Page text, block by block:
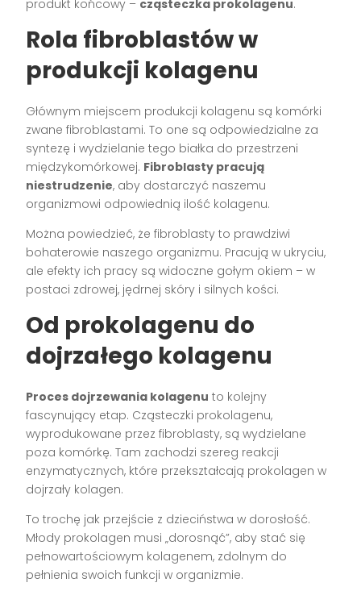
produkt końcowy – cząsteczka prokolagenu.
Rola fibroblastów w
produkcji kolagenu
Głównym miejscem produkcji kolagenu są komórki
zwane fibroblastami. To one są odpowiedzialne za
syntezę i wydzielanie tego białka do przestrzeni
międzykomórkowej. Fibroblasty pracują
niestrudzenie, aby dostarczyć naszemu
organizmowi odpowiednią ilość kolagenu.
Można powiedzieć, że fibroblasty to prawdziwi
bohaterowie naszego organizmu. Pracują w ukryciu,
ale efekty ich pracy są widoczne gołym okiem – w
postaci zdrowej, jędrnej skóry i silnych kości.
Od prokolagenu do
dojrzałego kolagenu
Proces dojrzewania kolagenu to kolejny
fascynujący etap. Cząsteczki prokolagenu,
wyprodukowane przez fibroblasty, są wydzielane
poza komórkę. Tam zachodzi szereg reakcji
enzymatycznych, które przekształcają prokolagen w
dojrzały kolagen.
To trochę jak przejście z dzieciństwa w dorosłość.
Młody prokolagen musi „dorosnąć”, aby stać się
pełnowartościowym kolagenem, zdolnym do
pełnienia swoich funkcji w organizmie.